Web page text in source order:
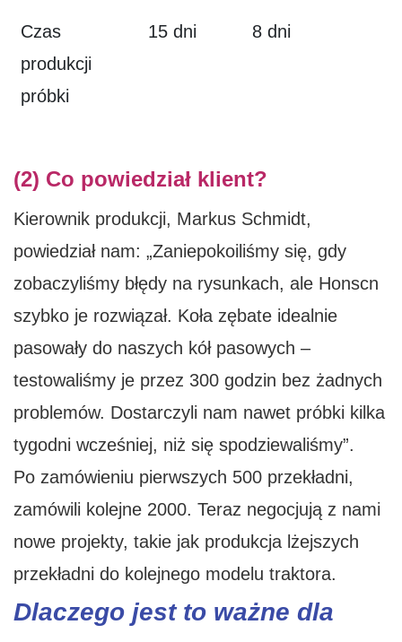
Czas
produkcji
próbki
15 dni 8 dni
(2) Co powiedział klient?
Kierownik produkcji, Markus Schmidt,
powiedział nam: „Zaniepokoiliśmy się, gdy
zobaczyliśmy błędy na rysunkach, ale Honscn
szybko je rozwiązał. Koła zębate idealnie
pasowały do ​​naszych kół pasowych –
testowaliśmy je przez 300 godzin bez żadnych
problemów. Dostarczyli nam nawet próbki kilka
tygodni wcześniej, niż się spodziewaliśmy”.
Po zamówieniu pierwszych 500 przekładni,
zamówili kolejne 2000. Teraz negocjują z nami
nowe projekty, takie jak produkcja lżejszych
przekładni do kolejnego modelu traktora.
Dlaczego jest to ważne dla